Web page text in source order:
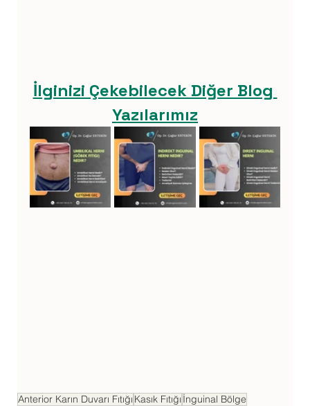
İlginizi Çekebilecek Diğer Blog
Yazılarımız
Anterior Karın Duvarı Fıtığı Kasık Fıtığı İnguinal Bölge